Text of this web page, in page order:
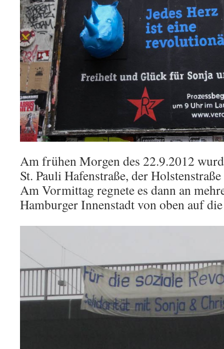
Am frühen Morgen des 22.9.2012
St. Pauli Hafenstraße, der
Am Vormittag regnete es dann an
Hamburger Innenstadt von oben auf